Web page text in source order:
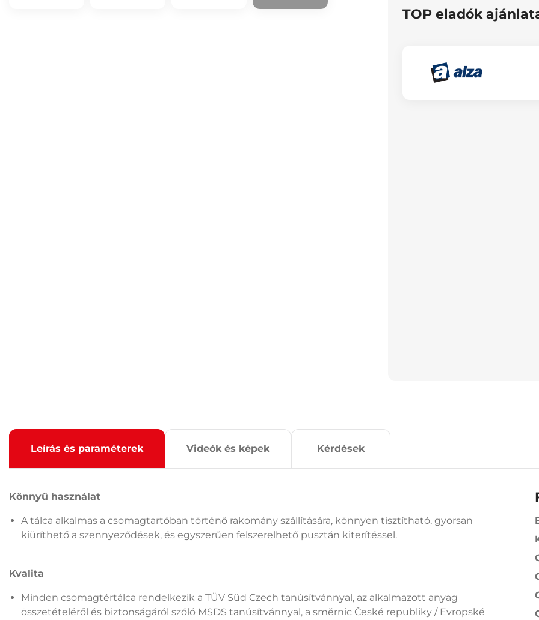
TOP eladók
Leírás és paraméterek Videók és képek Kérdések
Könnyű használat
A tálca alkalmas a csomagtartóban történő rakomány szállítására, könnyen tisztítható, gyorsan
kiüríthető a szennyeződések, és egyszerűen felszerelhető pusztán kiterítéssel.
Kvalita
Minden csomagtértálca rendelkezik a TÜV Süd Czech tanúsítvánnyal, az alkalmazott anyag
összetételéről és biztonságáról szóló MSDS tanúsítvánnyal, a směrnic České republiky / Evropské